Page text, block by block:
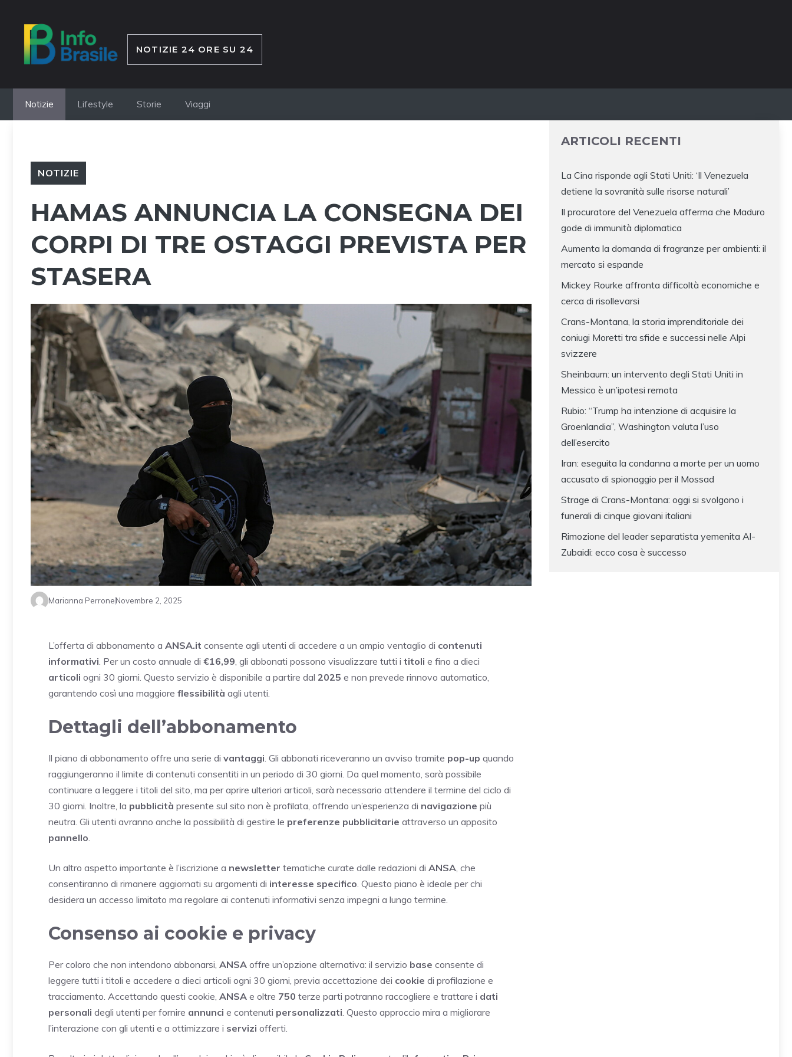
contenuto
NOTIZIE 24 ORE SU 24
Notizie Lifestyle Storie Viaggi
NOTIZIE
HAMAS ANNUNCIA LA CONSEGNA DEI
CORPI DI TRE OSTAGGI PREVISTA PER
STASERA
Marianna PerroneNovembre 2, 2025
L’offerta di abbonamento a ANSA.it consente agli utenti di accedere a un ampio ventaglio di contenuti
informativi. Per un costo annuale di €16,99, gli abbonati possono visualizzare tutti i titoli e fino a dieci
articoli ogni 30 giorni. Questo servizio è disponibile a partire dal 2025 e non prevede rinnovo automatico,
garantendo così una maggiore flessibilità agli utenti.
Dettagli dell’abbonamento
Il piano di abbonamento offre una serie di vantaggi. Gli abbonati riceveranno un avviso tramite pop-up quando
raggiungeranno il limite di contenuti consentiti in un periodo di 30 giorni. Da quel momento, sarà possibile
continuare a leggere i titoli del sito, ma per aprire ulteriori articoli, sarà necessario attendere il termine del ciclo di
30 giorni. Inoltre, la pubblicità presente sul sito non è profilata, offrendo un’esperienza di navigazione più
neutra. Gli utenti avranno anche la possibilità di gestire le preferenze pubblicitarie attraverso un apposito
pannello.
Un altro aspetto importante è l’iscrizione a newsletter tematiche curate dalle redazioni di ANSA, che
consentiranno di rimanere aggiornati su argomenti di interesse specifico. Questo piano è ideale per chi
desidera un accesso limitato ma regolare ai contenuti informativi senza impegni a lungo termine.
Consenso ai cookie e privacy
Per coloro che non intendono abbonarsi, ANSA offre un’opzione alternativa: il servizio base consente di
leggere tutti i titoli e accedere a dieci articoli ogni 30 giorni, previa accettazione dei cookie di profilazione e
tracciamento. Accettando questi cookie, ANSA e oltre 750 terze parti potranno raccogliere e trattare i dati
personali degli utenti per fornire annunci e contenuti personalizzati. Questo approccio mira a migliorare
l’interazione con gli utenti e a ottimizzare i servizi offerti.
ARTICOLI RECENTI
La Cina risponde agli Stati Uniti: ‘Il Venezuela
detiene la sovranità sulle risorse naturali’
Il procuratore del Venezuela afferma che Maduro
gode di immunità diplomatica
Aumenta la domanda di fragranze per ambienti: il
mercato si espande
Mickey Rourke affronta difficoltà economiche e
cerca di risollevarsi
Crans-Montana, la storia imprenditoriale dei
coniugi Moretti tra sfide e successi nelle Alpi
svizzere
Sheinbaum: un intervento degli Stati Uniti in
Messico è un’ipotesi remota
Rubio: “Trump ha intenzione di acquisire la
Groenlandia”, Washington valuta l’uso
dell’esercito
Iran: eseguita la condanna a morte per un uomo
accusato di spionaggio per il Mossad
Strage di Crans-Montana: oggi si svolgono i
funerali di cinque giovani italiani
Rimozione del leader separatista yemenita Al-
Zubaidi: ecco cosa è successo